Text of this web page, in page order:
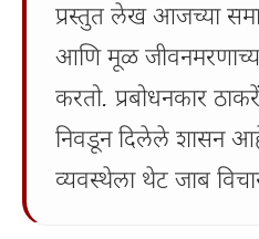
प्रस्तुत लेख आजच्या
आणि मूळ जीवनमरणाच्या
करतो. प्रबोधनकार
निवडून दिलेले शासन
व्यवस्थेला थेट जाब